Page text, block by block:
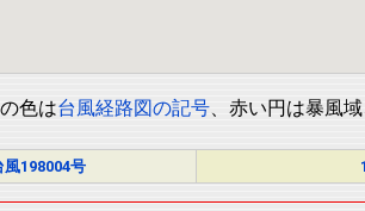
色は台風経路図の記号、赤い円は暴風
風198004号